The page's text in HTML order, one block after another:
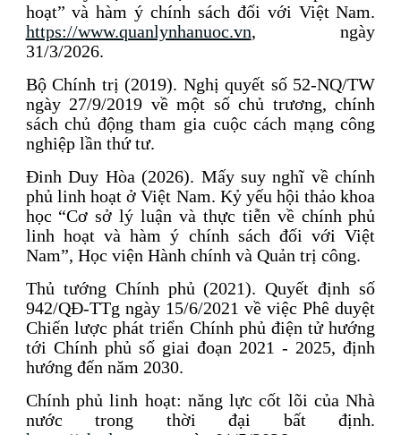
hoạt” và hàm ý chính sách đối với Việt Nam.
https://www.quanlynhanuoc.vn, ngày
31/3/2026.
Bộ Chính trị (2019). Nghị quyết số 52-NQ/TW
ngày 27/9/2019 về một số chủ trương, chính
sách chủ động tham gia cuộc cách mạng công
nghiệp lần thứ tư.
Đinh Duy Hòa (2026). Mấy suy nghĩ về chính
phủ linh hoạt ở Việt Nam. Kỷ yếu hội thảo khoa
học “Cơ sở lý luận và thực tiễn về chính phủ
linh hoạt và hàm ý chính sách đối với Việt
Nam”, Học viện Hành chính và Quản trị công.
Thủ tướng Chính phủ (2021). Quyết định số
942/QĐ-TTg ngày 15/6/2021 về việc Phê duyệt
Chiến lược phát triển Chính phủ điện tử hướng
tới Chính phủ số giai đoạn 2021 - 2025, định
hướng đến năm 2030.
Chính phủ linh hoạt: năng lực cốt lõi của Nhà
nước trong thời đại bất định.